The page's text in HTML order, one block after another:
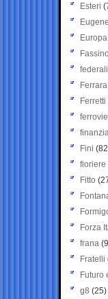
Esteri
Europa
Fassino
Ferrara
Ferretti
ferrovie
Fini
fioriere
Fitto
Forza
frana
Fratelli
Futuro
g8 (25)